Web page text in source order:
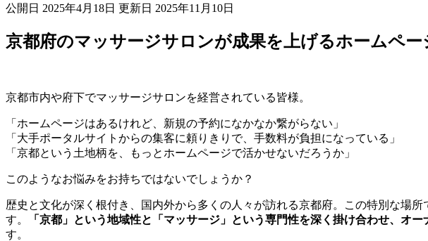
公開日 2025年4月18日 更新日 2025年11月10日
京都府のマッサージサロンが成果を上げるホームペー
京都市内や府下でマッサージサロンを経営されている皆様。
「ホームページはあるけれど、新規の予約になかなか繋がらない」
「大手ポータルサイトからの集客に頼りきりで、手数料が負担になっている」
「京都という土地柄を、もっとホームページで活かせないだろうか」
このようなお悩みをお持ちではないでしょうか？
歴史と文化が深く根付き、国内外から多くの人々が訪れる京都府。この特別な場所
す。
「京都」という地域性と「マッサージ」という専門性を深く掛け合わせ、オ
す。